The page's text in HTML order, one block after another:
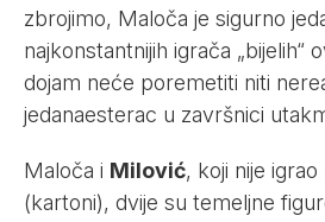
zbrojimo, Maloča je sigurno
najkonstantnijih igrača „bijelih“
dojam neće poremetiti niti
jedanaesterac u završnici
Maloča i Milović, koji nije
(kartoni), dvije su temeljne